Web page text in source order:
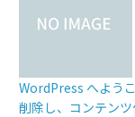
WordPress へよう
削除し、コンテンツ